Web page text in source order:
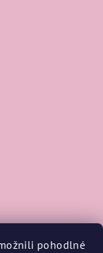
pohodlné